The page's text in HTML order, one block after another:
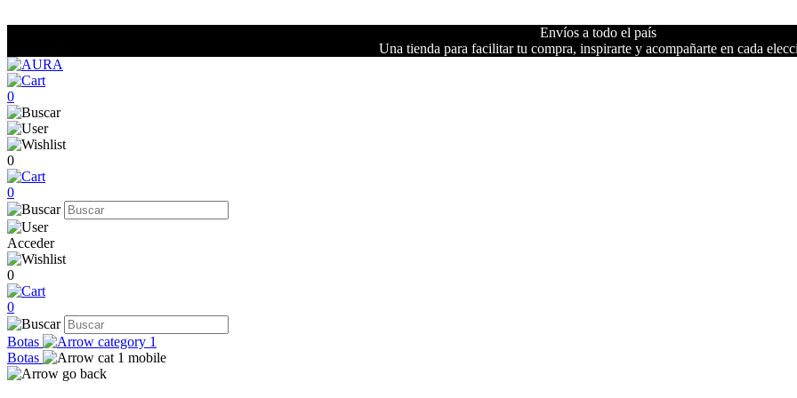
Envíos a todo el país
Una tienda para facilitar tu compra, inspirarte y acompañarte en cada
0
0
0
Acceder
0
0
Botas
Botas